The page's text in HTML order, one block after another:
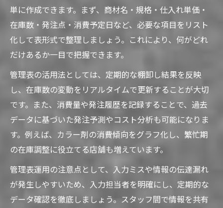
美容室在庫管理表を使ったルール化の工夫
スタッフ全員が参加できる管理体制づくり
ロスを防ぐ在庫記録と発注ルールの共有
美容院運営に役立つ最新サプライ管理のコツ
美容院経営改善に効くサプライ管理の新常
識
デジタル管理で美容院の効率を最大化する
方法
美容室在庫管理アプリの最新トレンドを解
説
サロンアンサーウェブ版活用で現場を改革
スタッフ定着につながる管理ルールの工夫
単に作成できます。まず、商材名・規格・仕入れ単価・
在庫数・発注点・消費予定日など、必要な項目をリスト
化して表形式で整理しましょう。これにより、何がどれ
だけあるか一目で把握できます。
管理表の活用法としては、定期的な棚卸し結果を反映
し、在庫数の変動をリアルタイムで更新することが大切
です。また、消費量や発注履歴を記録することで、過去
データに基づいた発注予測やコスト分析も可能になりま
す。例えば、カラー剤の消費傾向をグラフ化し、繁忙期
の在庫調整に役立てる店舗も増えています。
管理表運用の注意点として、入力ミスや情報の伝達漏れ
が発生しやすいため、入力担当者を明確にし、定期的な
データ確認を徹底しましょう。スタッフ間で情報を共有